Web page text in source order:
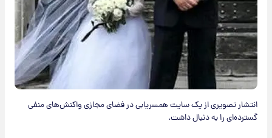
انتشار تصویری از یک سایت همسریابی در فضای مجازی واکنش‌های منفی
گسترده‌ای را به دنبال داشت.